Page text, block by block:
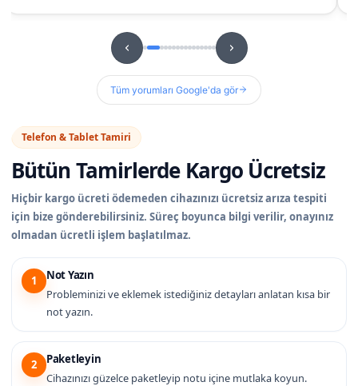
Tüm yorumları Google'da gör
Telefon & Tablet Tamiri
Bütün Tamirlerde Kargo Ücretsiz
Hiçbir kargo ücreti ödemeden cihazınızı ücretsiz arıza tespiti
için bize gönderebilirsiniz. Süreç boyunca bilgi verilir, onayınız
olmadan ücretli işlem başlatılmaz.
1
Not Yazın
Probleminizi ve eklemek istediğiniz detayları anlatan kısa bir
not yazın.
2
Paketleyin
Cihazınızı güzelce paketleyip notu içine mutlaka koyun.